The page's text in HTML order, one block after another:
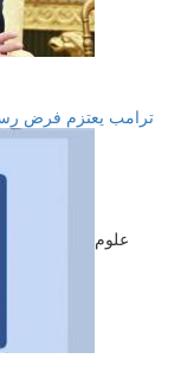
ترامب يعتزم فرض
علوم